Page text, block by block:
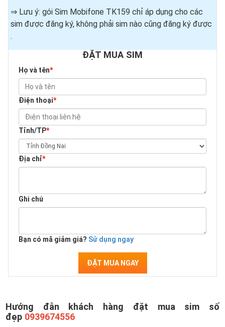
⇒ Lưu ý: gói Sim Mobifone TK159 chỉ áp dụng cho các
sim được đăng ký, không phải sim nào cũng đăng ký được ​
.
ĐẶT MUA SIM
Họ và tên*
Điện thoại*
Tỉnh/TP*
Địa chỉ*
Ghi chú
Bạn có mã giảm giá? Sử dụng ngay
ĐẶT MUA NGAY
Hướng đẫn khách hàng đặt mua sim số
đẹp 0939674556